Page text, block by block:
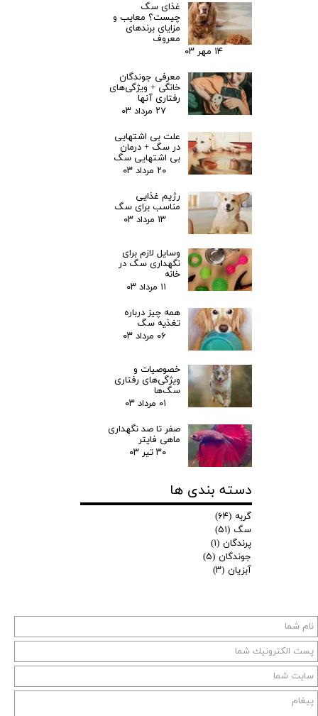
غذای سگ
چیست؟ معایب و
مزایای برندهای
معروف
۱۴ مهر ۰۳
معرفی جوندگان
خانگی + ویژگی‌های
رفتاری آنها
۲۷ مرداد ۰۳
علت بی اشتهایی
در سگ + درمان
بی اشتهایی سگ
۲۰ مرداد ۰۳
رژیم غذایی
مناسب برای سگ
۱۳ مرداد ۰۳
وسایل لازم برای
نگهداری سگ در
خانه
۱۱ مرداد ۰۳
همه چیز درباره
تغذیه سگ
۰۶ مرداد ۰۳
خصوصیات و
ویژگی‌های رفتاری
سگ‌ها
۰۱ مرداد ۰۳
صفر تا صد نگهداری
ماهی فایتر
۳۰ تیر ۰۳
دسته بندی ها
گربه (۶۴)
سگ (۵۱)
پرندگان (۱)
جوندگان (۵)
آبزیان (۳)